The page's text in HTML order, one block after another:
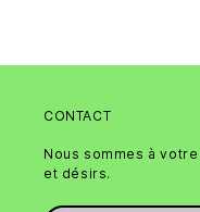
CONTACT
Nous sommes à
et désirs.